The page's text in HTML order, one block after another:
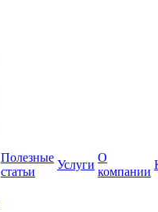
Полезные
статьи
Услуги
О
компании